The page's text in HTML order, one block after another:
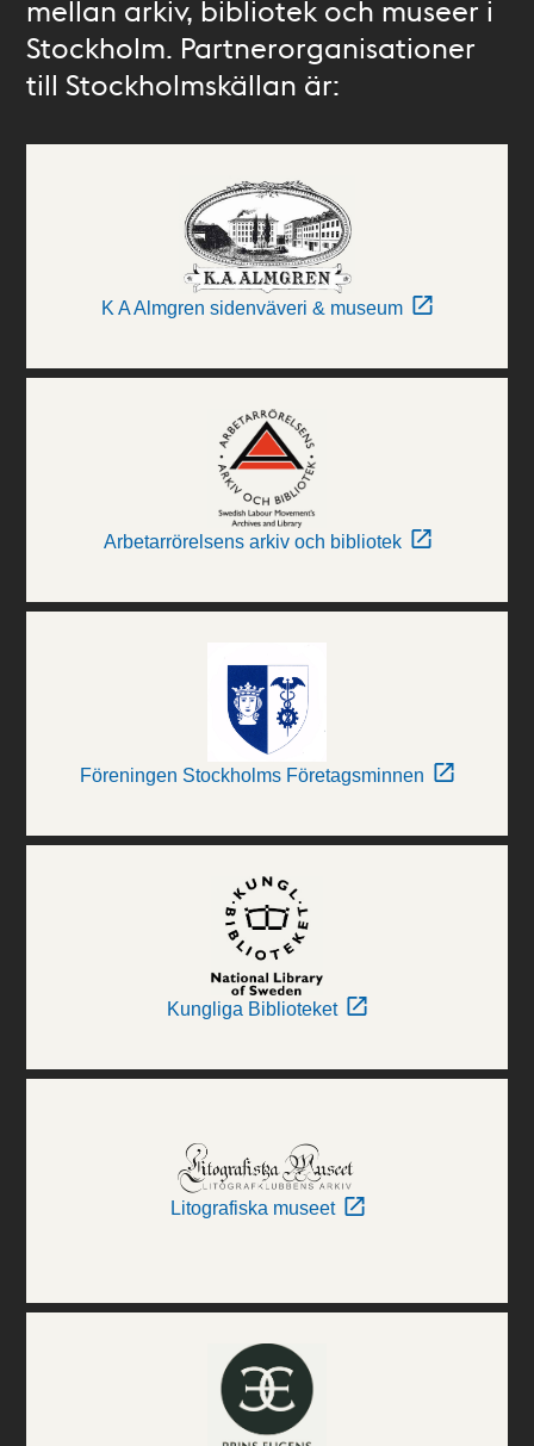
mellan arkiv, bibliotek och museer i
Stockholm. Partnerorganisationer
till Stockholmskällan är:
K A Almgren sidenväveri & museum
Arbetarrörelsens arkiv och bibliotek
Föreningen Stockholms Företagsminnen
Kungliga Biblioteket
Litografiska museet